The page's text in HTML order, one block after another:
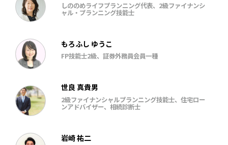
しののめライフプランニング代表、2級ファイナンシ
ャル・プランニング技能士
もろふし ゆうこ
FP技能士2級、証券外務員会員一種
世良 真貴男
2級ファイナンシャルプランニング技能士、住宅ロー
ンアドバイザー、相続診断士
岩崎 祐二